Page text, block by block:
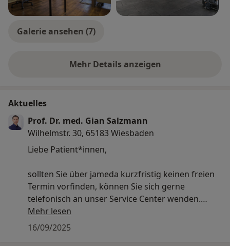
Galerie ansehen (7)
Mehr Details anzeigen
über Erfahrungen
Aktuelles
Prof. Dr. med. Gian Salzmann
Wilhelmstr. 30, 65183 Wiesbaden
Liebe Patient*innen,
sollten Sie über jameda kurzfristig keinen freien
Termin vorfinden, können Sie sich gerne
telefonisch an unser Service Center wenden.
Sie erreichen das Service Center unter folgender
Mehr lesen
16/09/2025